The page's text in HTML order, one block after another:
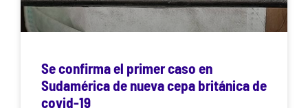
Se confirma el primer caso en
Sudamérica de nueva cepa británica de
covid-19